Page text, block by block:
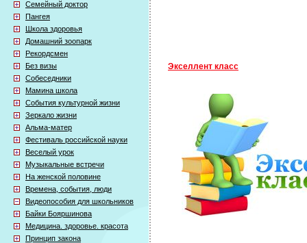
Семейный доктор
Пангея
Школа здоровья
Домашний зоопарк
Рекордсмен
Без визы
Собеседники
Мамина школа
События культурной жизни
Зеркало жизни
Альма-матер
Фестиваль российской науки
Веселый урок
Музыкальные встречи
На женской половине
Времена, события, люди
Видеопособия для школьников
Байки Бояршинова
Медицина. здоровье. красота
Принцип закона
Экселлент класс